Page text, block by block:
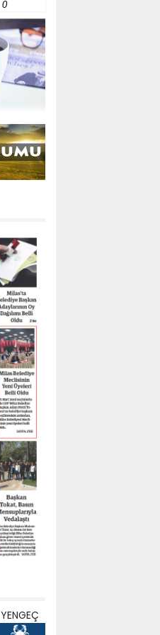
0
YENGEÇ